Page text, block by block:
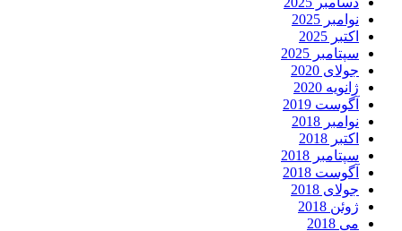
نوامبر 2025
اکتبر 2025
سپتامبر 2025
جولای 2020
ژانویه 2020
آگوست 2019
نوامبر 2018
اکتبر 2018
سپتامبر 2018
آگوست 2018
جولای 2018
ژوئن 2018
می 2018